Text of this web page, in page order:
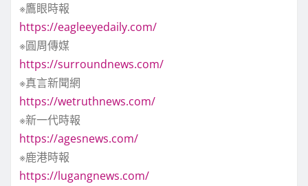
※鷹眼時報
https://eagleeyedaily.com/
※圓周傳媒
https://surroundnews.com/
※真言新聞網
https://wetruthnews.com/
※新一代時報
https://agesnews.com/
※鹿港時報
https://lugangnews.com/